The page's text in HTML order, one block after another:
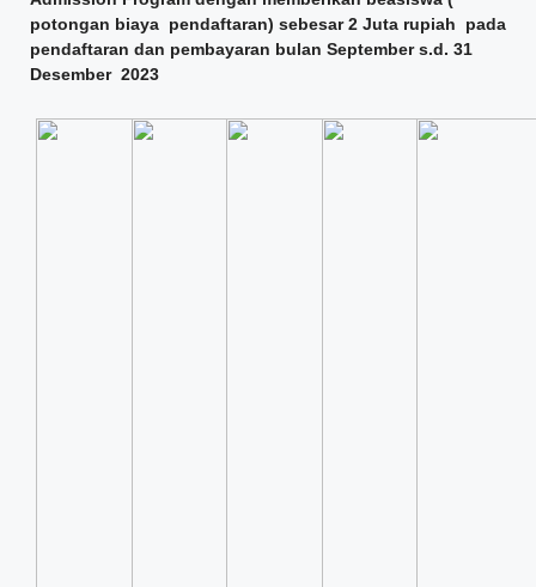
potongan biaya pendaftaran) sebesar 2 Juta rupiah pada
pendaftaran dan pembayaran bulan September s.d. 31
Desember 2023